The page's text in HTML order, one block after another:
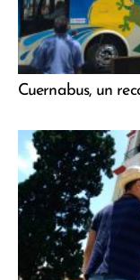
Cuernabus, un